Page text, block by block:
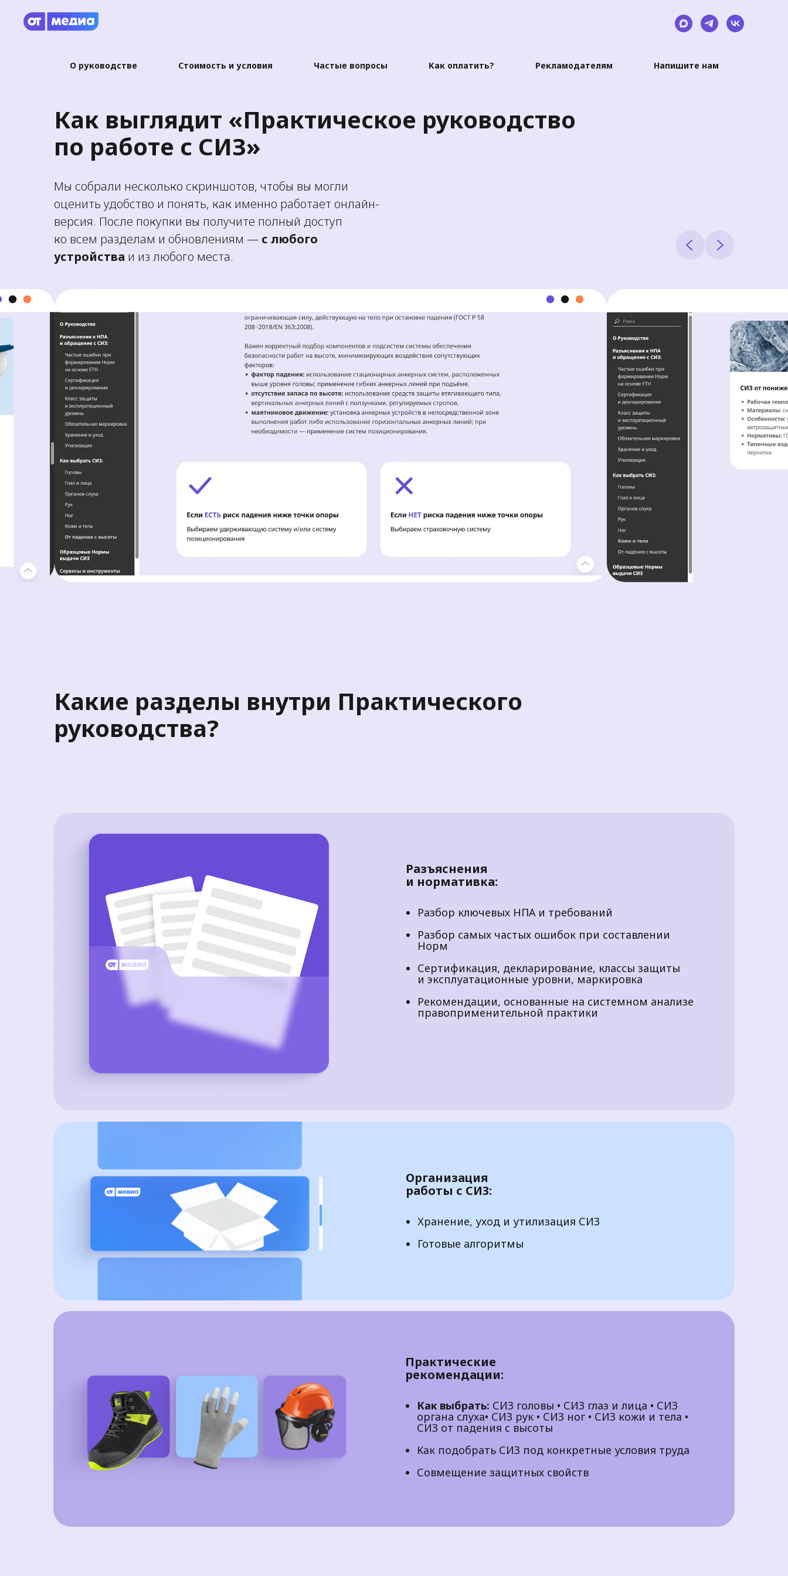
О руководстве Стоимость и условия Частые вопросы Как оплатить? Рекламодателям Напишите нам
Как выглядит «Практическое руководство
по работе с СИЗ»
Мы собрали несколько скриншотов, чтобы вы могли
оценить удобство и понять, как именно работает онлайн-
версия. После покупки вы получите полный доступ
ко всем разделам и обновлениям — с любого
устройства и из любого места.
Какие разделы внутри Практического
руководства?
Разбор ключевых НПА и требований
Разбор самых частых ошибок при составлении
Норм
Сертификация, декларирование, классы защиты
и эксплуатационные уровни, маркировка
Рекомендации, основанные на системном анализе
правоприменительной практики
Разъяснения
и нормативка:
Хранение, уход и утилизация СИЗ
Готовые алгоритмы
Организация
работы с СИЗ:
Как выбрать: СИЗ головы • СИЗ глаз и лица • СИЗ
органа слуха• СИЗ рук • СИЗ ног • СИЗ кожи и тела •
СИЗ от падения с высоты
Как подобрать СИЗ под конкретные условия труда
Совмещение защитных свойств
Практические
рекомендации: